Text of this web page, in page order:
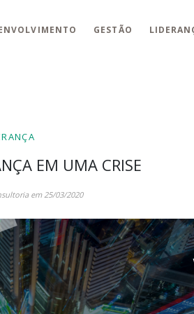
GESTÃO
EM UMA CRISE
em 25/03/2020